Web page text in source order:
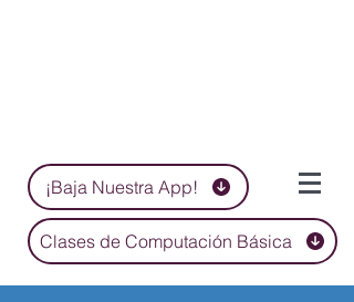
¡Baja Nuestra App!
Clases de Computación Básica